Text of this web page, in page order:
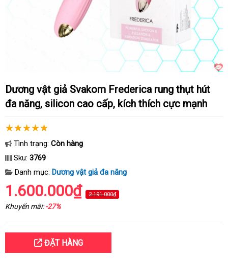
Dương vật giả Svakom Frederica rung thụt hút
đa năng, silicon cao cấp, kích thích cực mạnh
Tình trạng: Còn hàng
Sku: 3769
Danh mục: Dương vật giả đa năng
1.600.000₫ 2.191.000₫
Khuyến mãi:-27%
ĐẶT HÀNG